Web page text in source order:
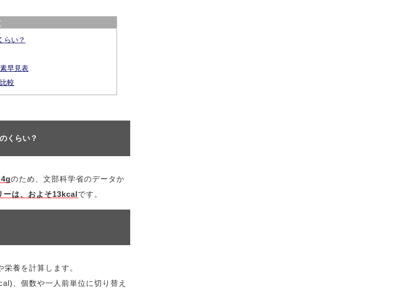
らい？
早見表
較
くらい？
のため、文部科学省のデータか
ーは、およそ13kcalです。
養を計算します。
、個数や一人前単位に切り替え